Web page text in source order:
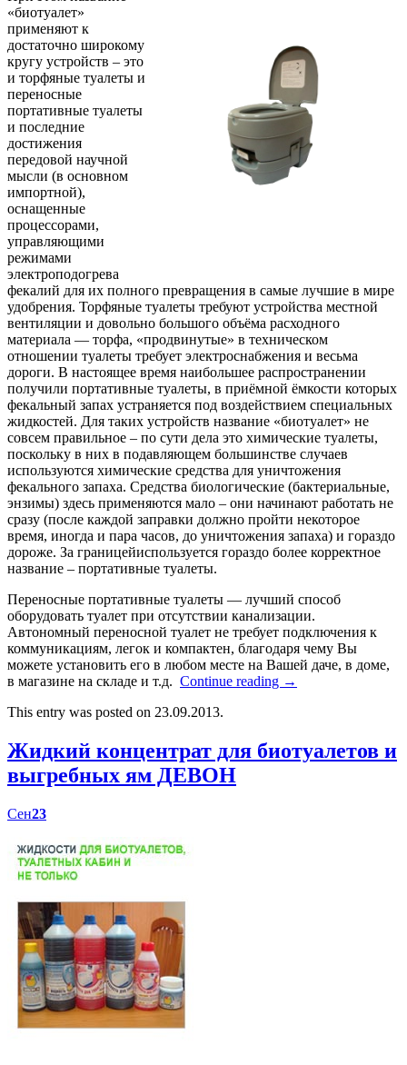
«биотуалет»
применяют к
достаточно широкому
кругу устройств – это
и торфяные туалеты и
переносные
портативные туалеты
и последние
достижения
передовой научной
мысли (в основном
импортной),
оснащенные
процессорами,
управляющими
режимами
электроподогрева
фекалий для их полного превращения в самые лучшие в мире
удобрения. Торфяные туалеты требуют устройства местной
вентиляции и довольно большого объёма расходного
материала — торфа, «продвинутые» в техническом
отношении туалеты требует электроснабжения и весьма
дороги. В настоящее время наибольшее распространении
получили портативные туалеты, в приёмной ёмкости которых
фекальный запах устраняется под воздействием специальных
жидкостей. Для таких устройств название «биотуалет» не
совсем правильное – по сути дела это химические туалеты,
поскольку в них в подавляющем большинстве случаев
используются химические средства для уничтожения
фекального запаха. Средства биологические (бактериальные,
энзимы) здесь применяются мало – они начинают работать не
сразу (после каждой заправки должно пройти некоторое
время, иногда и пара часов, до уничтожения запаха) и гораздо
дороже. За границейиспользуется гораздо более корректное
название – портативные туалеты.
Переносные портативные туалеты — лучший способ
оборудовать туалет при отсутствии канализации.
Автономный переносной туалет не требует подключения к
коммуникациям, легок и компактен, благодаря чему Вы
можете установить его в любом месте на Вашей даче, в доме,
в магазине на складе и т.д. Continue reading →
This entry was posted on 23.09.2013.
Жидкий концентрат для биотуалетов и
выгребных ям ДЕВОН
Сен23